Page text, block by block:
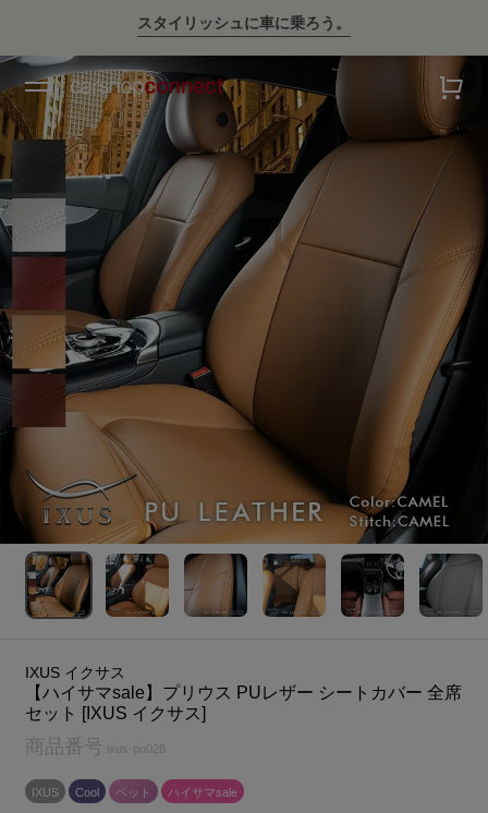
スタイリッシュに車に乗ろう。
IXUS イクサス
【ハイサマsale】プリウス PUレザー シートカバー 全席
セット [IXUS イクサス]
商品番号 ixus-pu028
IXUS Cool ペット ハイサマsale